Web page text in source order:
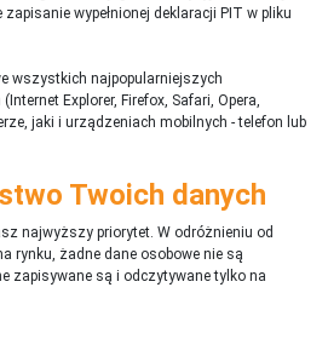
wypełnionej deklaracji PIT w pliku
wszystkich najpopularniejszych
Explorer, Firefox, Safari, Opera,
jaki i urządzeniach mobilnych - telefon lub
Twoich danych
najwyższy priorytet. W odróżnieniu od
rynku, żadne dane osobowe nie są
zapisywane są i odczytywane tylko na